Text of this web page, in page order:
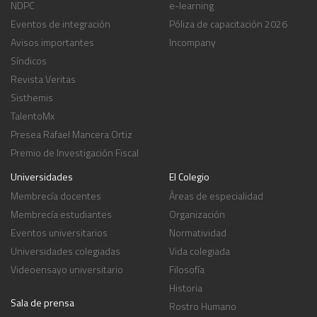
NDPC
Eventos de integración
Avisos importantes
Síndicos
Revista Veritas
Sisthemis
TalentoMx
Presea Rafael Mancera Ortiz
Premio de Investigación Fiscal
e-learning
Póliza de capacitación 2026
Incompany
Universidades
Membrecía docentes
Membrecía estudiantes
Eventos universitarios
Universidades colegiadas
Videoensayo universitario
Sala de prensa
El Colegio
Áreas de especialidad
Organización
Normatividad
Vida colegiada
Filosofía
Historia
Rostro Humano